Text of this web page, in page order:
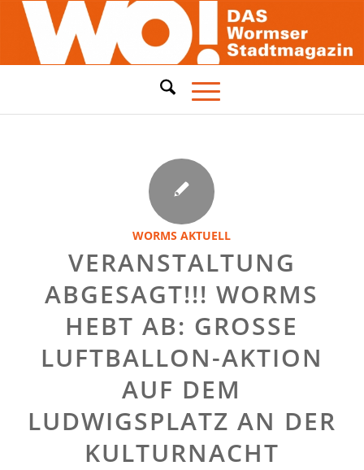
WORMS AKTUELL
VERANSTALTUNG
ABGESAGT!!! WORMS
HEBT AB: GROSSE L
UFTBALLON-AKTION A
UF DEM L
UDWIGSPLATZ AN DER K
ULTURNACHT